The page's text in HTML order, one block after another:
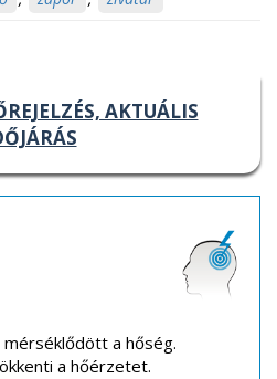
AKTUÁLIS
a hőség.
a hőérzetet.